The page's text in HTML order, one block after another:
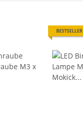
BESTSELLER